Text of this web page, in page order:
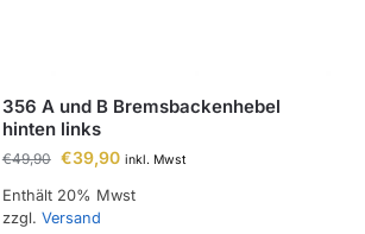
356 A und B Bremsbackenhebel
hinten links
€49,90 €39,90 inkl. Mwst
Enthält 20% Mwst
zzgl. Versand